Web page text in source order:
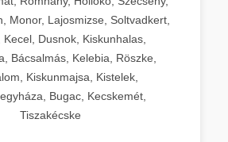
Monor, Lajosmizse, Soltvadkert,
Kecel, Dusnok, Kiskunhalas,
Bácsalmás, Kelebia, Röszke,
Kiskunmajsa, Kistelek,
Bugac, Kecskemét,
Tiszakécske